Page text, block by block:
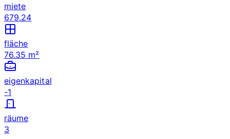
miete
679.24
fläche
76.35 m²
eigenkapital
-1
räume
3